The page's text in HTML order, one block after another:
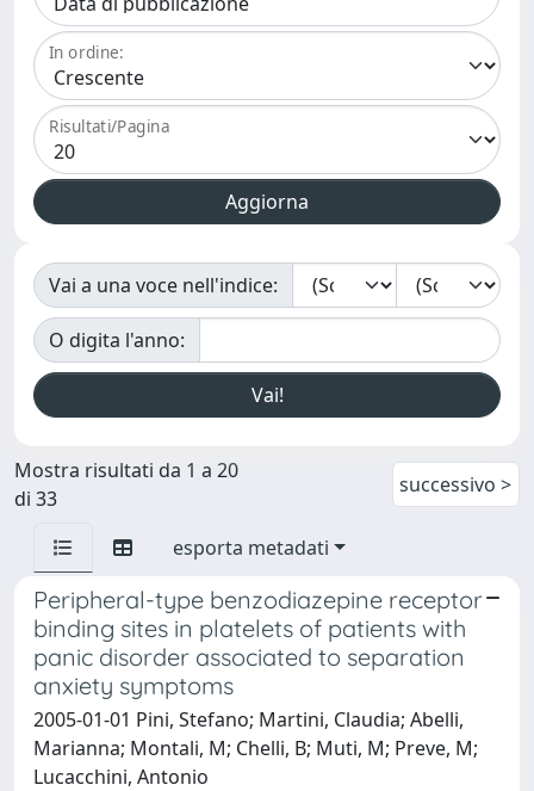
In ordine:
Risultati/Pagina
Vai a una voce nell'indice:
O digita l'anno:
Mostra risultati da 1 a 20
di 33
successivo >
esporta metadati
Peripheral-type benzodiazepine receptor
binding sites in platelets of patients with
panic disorder associated to separation
anxiety symptoms
2005-01-01 Pini, Stefano; Martini, Claudia; Abelli,
Marianna; Montali, M; Chelli, B; Muti, M; Preve, M;
Lucacchini, Antonio